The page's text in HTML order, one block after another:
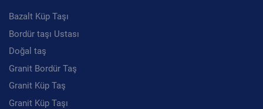
Bazalt Küp Taşı
Bordür taşı Ustası
Doğal taş
Granit Bordür Taş
Granit Küp Taş
Granit Küp Taşı